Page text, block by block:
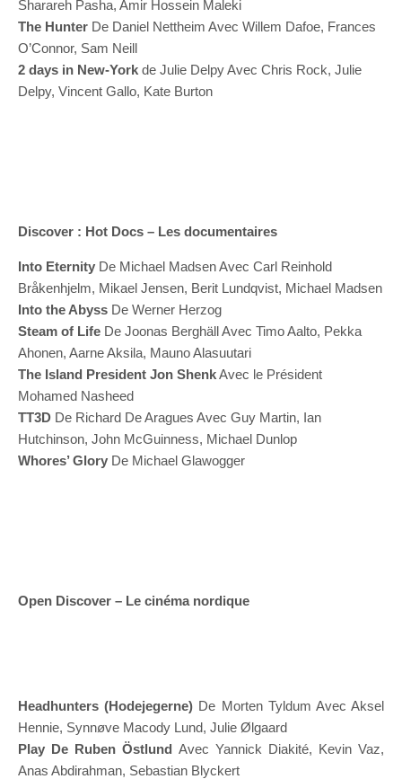
Sharareh Pasha, Amir Hossein Maleki
The Hunter De Daniel Nettheim Avec Willem Dafoe, Frances
O’Connor, Sam Neill
2 days in New-York de Julie Delpy Avec Chris Rock, Julie
Delpy, Vincent Gallo, Kate Burton
Discover : Hot Docs – Les documentaires
Into Eternity De Michael Madsen Avec Carl Reinhold
Bråkenhjelm, Mikael Jensen, Berit Lundqvist, Michael Madsen
Into the Abyss De Werner Herzog
Steam of Life De Joonas Berghäll Avec Timo Aalto, Pekka
Ahonen, Aarne Aksila, Mauno Alasuutari
The Island President Jon ShenkAvec le Président
Mohamed Nasheed
TT3D De Richard De Aragues Avec Guy Martin, Ian
Hutchinson, John McGuinness, Michael Dunlop
Whores’ Glory De Michael Glawogger
Open Discover – Le cinéma nordique
Headhunters (Hodejegerne) De Morten Tyldum Avec Aksel
Hennie, Synnøve Macody Lund, Julie Ølgaard
Play De Ruben Östlund Avec Yannick Diakité, Kevin Vaz,
Anas Abdirahman, Sebastian Blyckert